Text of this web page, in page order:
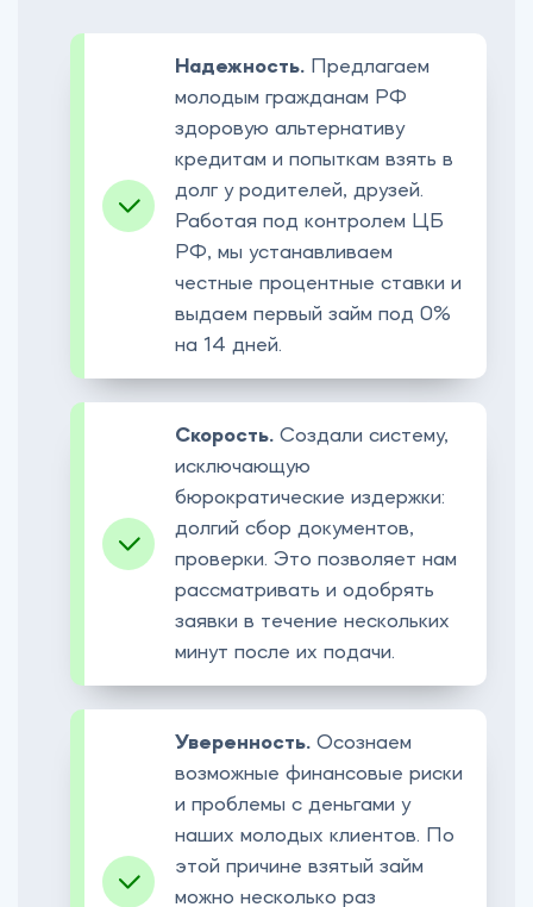
Надежность. Предлагаем
молодым гражданам РФ
здоровую альтернативу
кредитам и попыткам взять в
долг у родителей, друзей.
Работая под контролем ЦБ
РФ, мы устанавливаем
честные процентные ставки и
выдаем первый займ под 0%
на 14 дней.
Скорость. Создали систему,
исключающую
бюрократические издержки:
долгий сбор документов,
проверки. Это позволяет нам
рассматривать и одобрять
заявки в течение нескольких
минут после их подачи.
Уверенность. Осознаем
возможные финансовые риски
и проблемы с деньгами у
наших молодых клиентов. По
этой причине взятый займ
можно несколько раз